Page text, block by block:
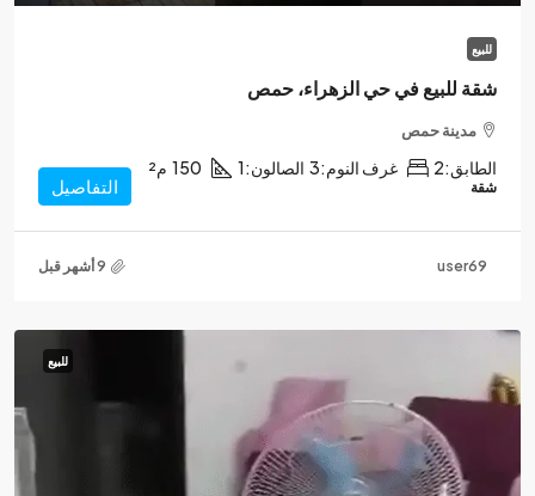
للبيع
شقة للبيع في حي الزهراء، حمص
مدينة حمص
الطابق:2 غرف النوم:3 الصالون:1
150 م²
شقة التفاصيل
user69
للبيع